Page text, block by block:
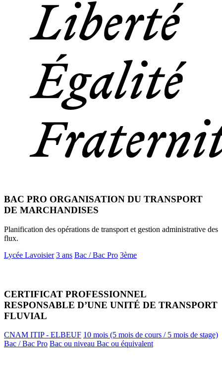
BAC PRO ORGANISATION DU TRANSPORT
DE MARCHANDISES
Planification des opérations de transport et gestion administrative des
flux.
Lycée Lavoisier 3 ans Bac / Bac Pro 3ème
CERTIFICAT PROFESSIONNEL
RESPONSABLE D’UNE UNITÉ DE TRANSPORT
FLUVIAL
CNAM ITIP - ELBEUF 10 mois (5 mois de cours / 5 mois de stage)
Bac / Bac Pro Bac ou niveau Bac ou équivalent